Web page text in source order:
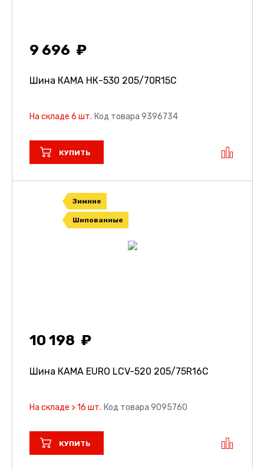
9 696
Шина КАМА НК-530 205/70R15C
На складе 6 шт. Код товара 9396734
КУПИТЬ
Зимние
Шипованные
10 198
Шина КАМА EURO LCV-520 205/75R16C
На складе > 16 шт. Код товара 9095760
КУПИТЬ